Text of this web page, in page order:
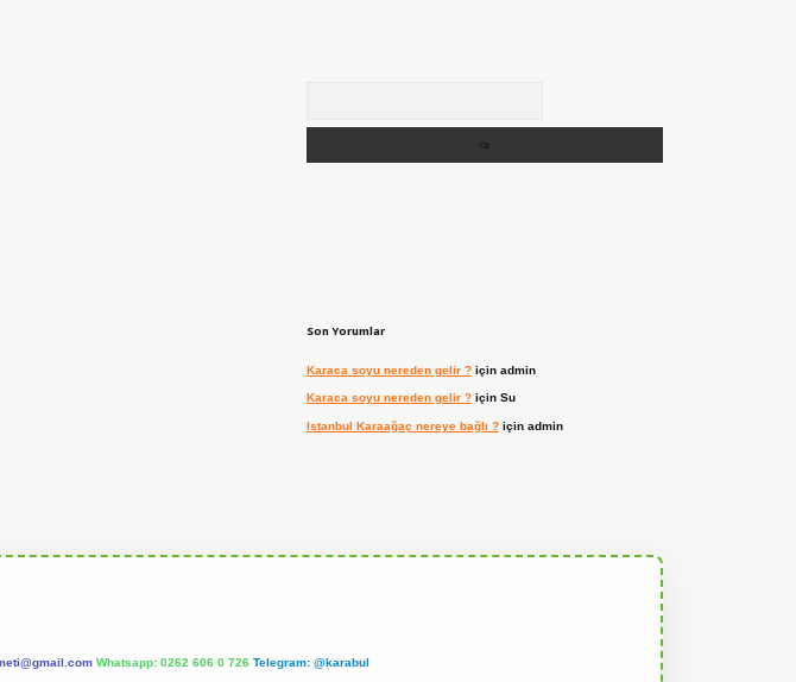
Son Yorumlar
Karaca soyu nereden gelir ?için admin
Karaca soyu nereden gelir ?için Su
Istanbul Karaağaç nereye bağlı ?için admin
Whatsapp: 0262 606 0 726 Telegram: @karabul